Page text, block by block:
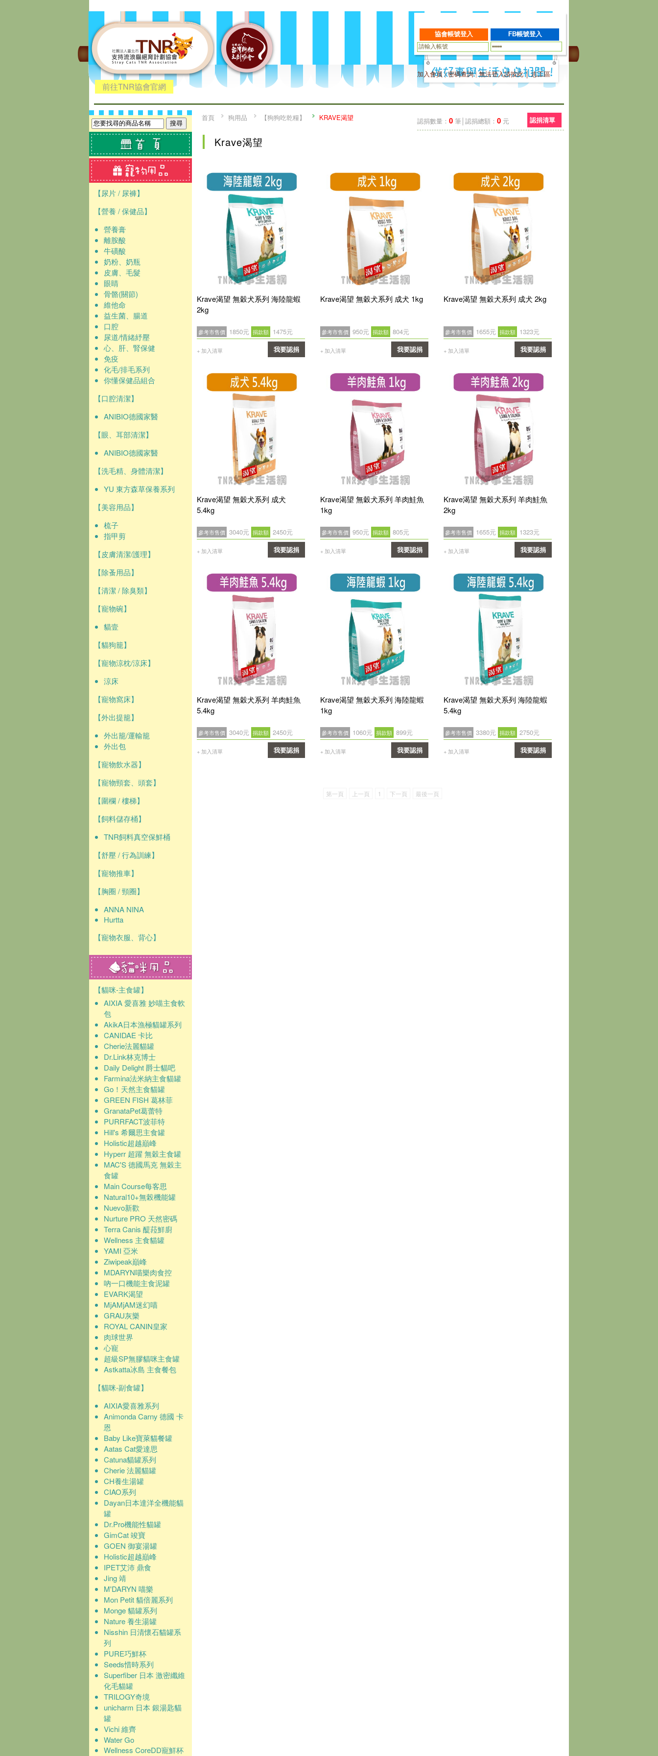
前往TNR協會官網
加入會員|密碼查詢|無法登入請按此│志工區
【尿片 / 尿褲】
【營養 / 保健品】
營養膏
離胺酸
牛磺酸
奶粉、奶瓶
皮膚、毛髮
眼睛
骨骼(關節)
維他命
益生菌、腸道
口腔
尿道/情緒紓壓
心、肝、腎保健
免疫
化毛/排毛系列
你懂保健品組合
【口腔清潔】
ANIBIO德國家醫
【眼、耳部清潔】
ANIBIO德國家醫
【洗毛精、身體清潔】
YU 東方森草保養系列
【美容用品】
梳子
指甲剪
【皮膚清潔/護理】
【除蚤用品】
【清潔 / 除臭類】
【寵物碗】
貓壹
【貓狗籠】
【寵物涼枕/涼床】
涼床
【寵物窩床】
【外出提籠】
外出籠/運輸籠
外出包
【寵物飲水器】
【寵物頸套、頭套】
【圍欄 / 樓梯】
【飼料儲存桶】
TNR飼料真空保鮮桶
【舒壓 / 行為訓練】
【寵物推車】
【胸圈 / 頸圈】
ANNA NINA
Hurtta
【寵物衣服、背心】
【貓咪-主食罐】
AIXIA 愛喜雅 妙喵主食軟
包
AkikA日本漁極貓罐系列
CANIDAE 卡比
Cherie法麗貓罐
Dr.Link林克博士
Daily Delight 爵士貓吧
Farmina法米納主食貓罐
Go！天然主食貓罐
GREEN FISH 葛林菲
GranataPet葛蕾特
PURRFACT波菲特
Hill's 希爾思主食罐
Holistic超越巔峰
Hyperr 超躍 無穀主食罐
MAC'S 德國馬克 無穀主
食罐
Main Course每客思
Natural10+無榖機能罐
Nuevo新歡
Nurture PRO 天然密碼
Terra Canis 醍菈鮮廚
Wellness 主食貓罐
YAMI 亞米
Ziwipeak巔峰
MDARYN喵樂肉食控
吶一口機能主食泥罐
EVARK渴望
MjAMjAM迷幻喵
GRAU灰樂
ROYAL CANIN皇家
肉球世界
心寵
超級SP無膠貓咪主食罐
Astkatta冰島 主食餐包
【貓咪-副食罐】
AIXIA愛喜雅系列
Animonda Carny 德國 卡
恩
Baby Like寶萊貓餐罐
Aatas Cat愛達思
Catuna貓罐系列
Cherie 法麗貓罐
CH養生湯罐
CIAO系列
Dayan日本達洋全機能貓
罐
Dr.Pro機能性貓罐
GimCat 竣寶
GOEN 御宴湯罐
Holistic超越巔峰
IPET艾沛 鼎食
Jing 靖
M'DARYN 喵樂
Mon Petit 貓倍麗系列
Monge 貓罐系列
Nature 養生湯罐
Nisshin 日清懷石貓罐系
列
PURE巧鮮杯
Seeds惜時系列
Superfiber 日本 激密纖維
化毛貓罐
TRILOGY奇境
unicharm 日本 銀湯匙貓
罐
Vichi 維齊
Water Go
Wellness CoreDD寵鮮杯
認捐數量： 0 筆│認捐總額： 0 元 認捐清單
首頁 狗用品 【狗狗吃乾糧】 KRAVE渴望
Krave渴望
Krave渴望 無穀犬系列 海陸龍蝦
2kg
參考市售價 1850元 捐款額 1475元
+ 加入清單 我要認捐
Krave渴望 無穀犬系列 成犬 1kg
參考市售價 950元 捐款額 804元
+ 加入清單 我要認捐
Krave渴望 無穀犬系列 成犬 2kg
參考市售價 1655元 捐款額 1323元
+ 加入清單 我要認捐
Krave渴望 無穀犬系列 成犬
5.4kg
參考市售價 3040元 捐款額 2450元
+ 加入清單 我要認捐
Krave渴望 無穀犬系列 羊肉鮭魚
1kg
參考市售價 950元 捐款額 805元
+ 加入清單 我要認捐
Krave渴望 無穀犬系列 羊肉鮭魚
2kg
參考市售價 1655元 捐款額 1323元
+ 加入清單 我要認捐
Krave渴望 無穀犬系列 羊肉鮭魚
5.4kg
參考市售價 3040元 捐款額 2450元
+ 加入清單 我要認捐
Krave渴望 無穀犬系列 海陸龍蝦
1kg
參考市售價 1060元 捐款額 899元
+ 加入清單 我要認捐
Krave渴望 無穀犬系列 海陸龍蝦
5.4kg
參考市售價 3380元 捐款額 2750元
+ 加入清單 我要認捐
第一頁 上一頁 1 下一頁 最後一頁